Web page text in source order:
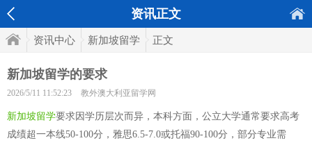
资讯正文
资讯中心 新加坡留学 正文
新加坡留学的要求
2026/5/11 11:52:23 教外澳大利亚留学网
新加坡留学要求因学历层次而异，本科方面，公立大学通常要求高考
成绩超一本线50-100分，雅思6.5-7.0或托福90-100分，部分专业需